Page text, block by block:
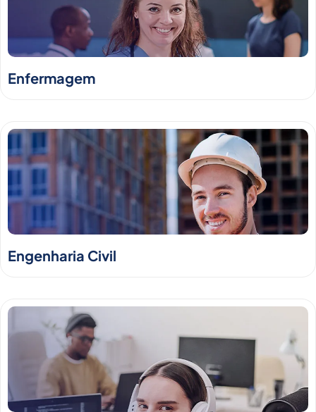
Enfermagem
Engenharia Civil